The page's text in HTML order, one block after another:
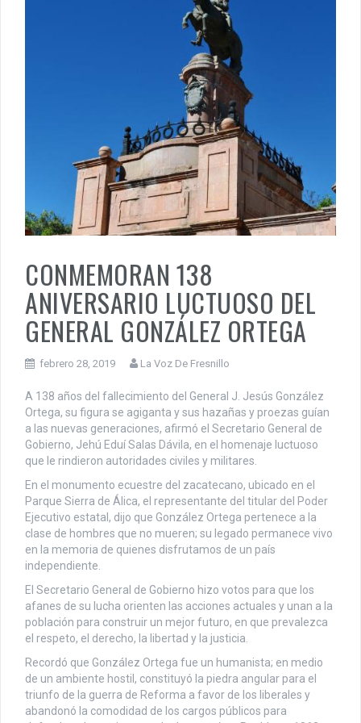
CONMEMORAN 138
ANIVERSARIO LUCTUOSO DEL
GENERAL GONZÁLEZ ORTEGA
febrero 28, 2019 La Voz De Fresnillo
A 138 años del fallecimiento del General J. Jesús González
Ortega, su figura se agiganta y sus hazañas y proezas guían
a las nuevas generaciones, afirmó el Secretario General de
Gobierno, Jehú Eduí Salas Dávila, en el homenaje luctuoso
que le rindieron autoridades civiles y militares.
En el monumento ecuestre del zacatecano, ubicado en el
Parque Sierra de Álica, el representante del titular del Poder
Ejecutivo estatal, dijo que González Ortega pertenece a la
clase de hombres que no mueren; su legado permanece vivo
en la memoria de quienes disfrutamos de un país
independiente.
El Secretario General de Gobierno hizo votos para que los
afanes de su lucha orienten las acciones actuales y unan a la
población para construir un mejor futuro, en que prevalezca
el respeto, el derecho, la libertad y la justicia.
Recordó que González Ortega fue un humanista; en medio
de un ambiente hostil, constituyó la piedra angular para el
triunfo de la guerra de Reforma a favor de los liberales y
abandonó la comodidad de los cargos públicos para